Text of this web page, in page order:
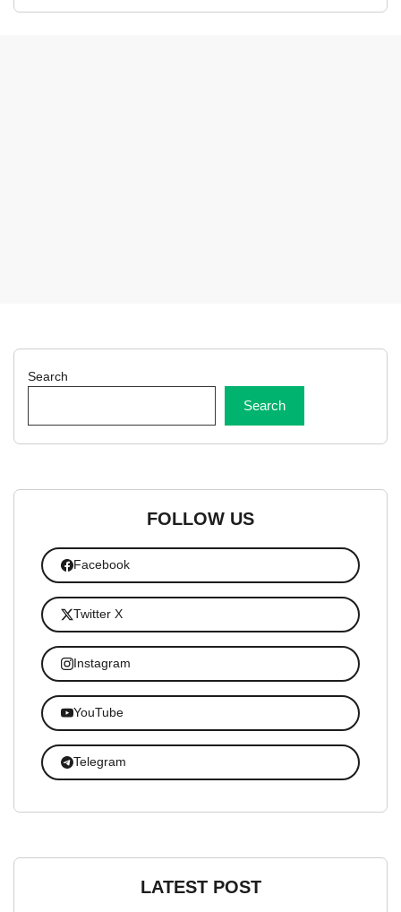
Search
Search
FOLLOW US
Facebook
Twitter X
Instagram
YouTube
Telegram
LATEST POST